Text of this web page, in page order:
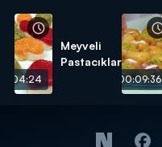
Meyveli
Pastacıklar
00:09:36